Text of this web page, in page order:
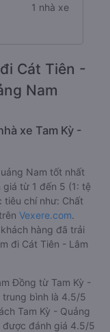
1 nhà xe
Cát Tiên -
Nam
xe Tam Kỳ -
Nam tốt nhất
từ 1 đến 5 (1: tệ
tiêu chí như: Chất
Vexere.com.
hàng đã trải
đi Cát Tiên - Lâm
Đồng từ Tam Kỳ -
trung bình là 4.5/5
Tam Kỳ - Quảng
được đánh giá 4.5/5